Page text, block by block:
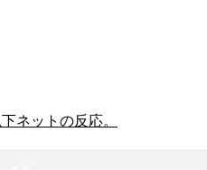
ネットの反応。